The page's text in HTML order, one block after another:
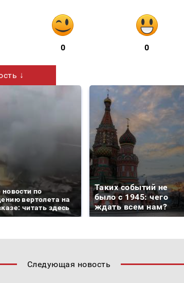
0 0
↓
новости по
вертолета на
читать здесь
Таких событий не
было с 1945: чего
ждать всем нам?
Следующая новость